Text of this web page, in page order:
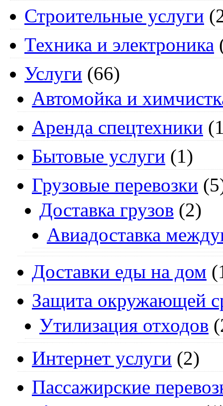
Строительные услуги
Техника и электроника
Услуги (66)
Автомойка и
Аренда спецтехники
Бытовые услуги (1)
Грузовые перевозки
Доставка грузов (2)
Авиадоставка
Доставки еды на дом
Защита окружающей
Утилизация отходов
Интернет услуги (2)
Пассажирские